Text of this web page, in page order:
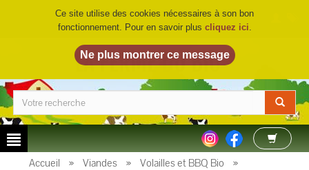
LA FERME DU BIO©
Accueil » Viandes » Volailles et BBQ Bio
»
Ce site utilise des cookies nécessaires à son bon
fonctionnement. Pour en savoir plus cliquez ici.